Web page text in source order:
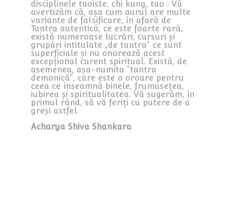
disciplinele taoiste, chi kung, tao . Vă
avertizăm că, așa cum aurul are multe
variante de falsificare, în afară de
Tantra autentică, ce este foarte rarâ,
există numeroase lucrări, cursuri și
grupări intitulate „de tantra” ce sunt
superficiale și nu onorează acest
excepțional curent spiritual. Există, de
asemenea, așa-numita ”tantra
demonică”, care este o oroare pentru
ceea ce înseamnă binele, frumusețea,
iubirea și spiritualitatea. Vă sugerăm, în
primul rând, să vă feriți cu putere de a
greși astfel.
Acharya Shiva Shankara